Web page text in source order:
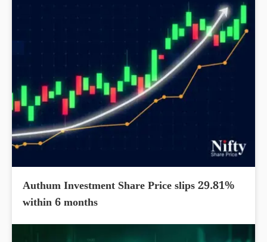
Authum Investment Share Price slips 29.81%
within 6 months